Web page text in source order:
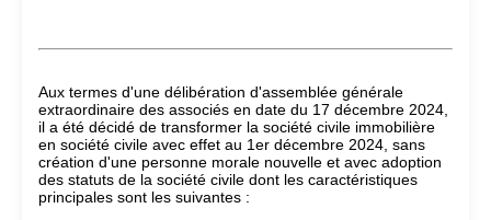
Aux termes d'une délibération d'assemblée générale
extraordinaire des associés en date du 17 décembre 2024,
il a été décidé de transformer la société civile immobilière
en société civile avec effet au 1er décembre 2024, sans
création d'une personne morale nouvelle et avec adoption
des statuts de la société civile dont les caractéristiques
principales sont les suivantes :